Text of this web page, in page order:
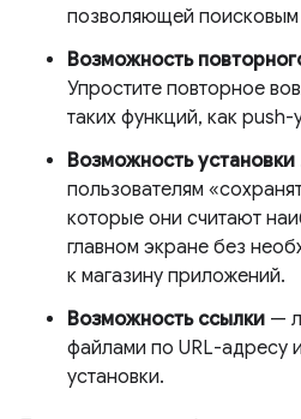
позволяющей поисковым
Возможность
Упростите повторное
таких функций, как
Возможность установки
пользователям
которые они считают
главном экране без
к магазину приложений.
Возможность ссылки —
файлами по URL-адресу
установки.